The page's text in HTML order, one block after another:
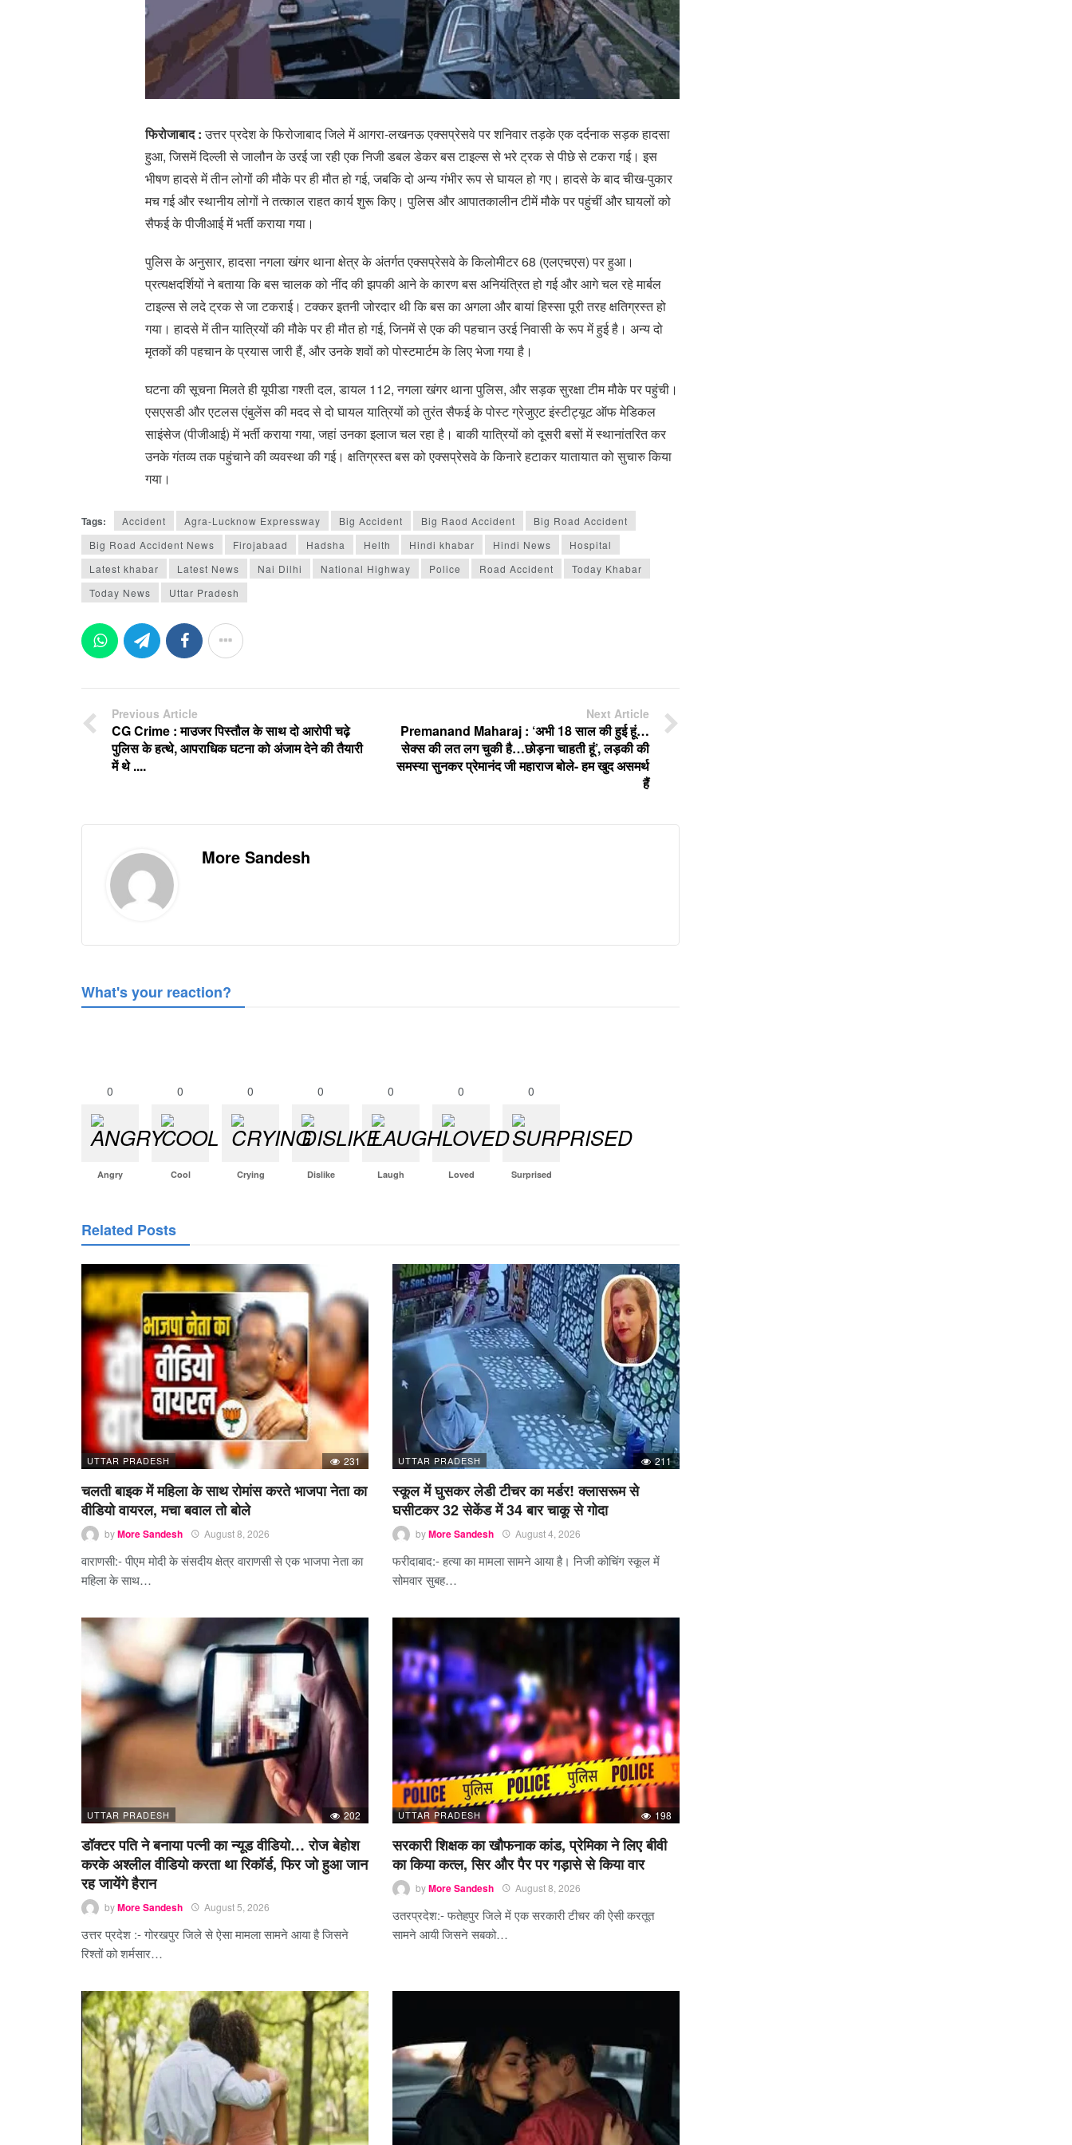
फिरोजाबाद :उत्तर प्रदेश के फिरोजाबाद जिले में आगरा-लखनऊ एक्सप्रेसवे पर शनिवार तड़के एक दर्दनाक सड़क हादसा
हुआ, जिसमें दिल्ली से जालौन के उरई जा रही एक निजी डबल डेकर बस टाइल्स से भरे ट्रक से पीछे से टकरा गई। इस
भीषण हादसे में तीन लोगों की मौके पर ही मौत हो गई, जबकि दो अन्य गंभीर रूप से घायल हो गए। हादसे के बाद चीख-पुकार
मच गई और स्थानीय लोगों ने तत्काल राहत कार्य शुरू किए। पुलिस और आपातकालीन टीमें मौके पर पहुंचीं और घायलों को
सैफई के पीजीआई में भर्ती कराया गया।
पुलिस के अनुसार, हादसा नगला खंगर थाना क्षेत्र के अंतर्गत एक्सप्रेसवे के किलोमीटर 68 (एलएचएस) पर हुआ।
प्रत्यक्षदर्शियों ने बताया कि बस चालक को नींद की झपकी आने के कारण बस अनियंत्रित हो गई और आगे चल रहे मार्बल
टाइल्स से लदे ट्रक से जा टकराई। टक्कर इतनी जोरदार थी कि बस का अगला और बायां हिस्सा पूरी तरह क्षतिग्रस्त हो
गया। हादसे में तीन यात्रियों की मौके पर ही मौत हो गई, जिनमें से एक की पहचान उरई निवासी के रूप में हुई है। अन्य दो
मृतकों की पहचान के प्रयास जारी हैं, और उनके शवों को पोस्टमार्टम के लिए भेजा गया है।
घटना की सूचना मिलते ही यूपीडा गश्ती दल, डायल 112, नगला खंगर थाना पुलिस, और सड़क सुरक्षा टीम मौके पर पहुंची।
एसएसडी और एटलस एंबुलेंस की मदद से दो घायल यात्रियों को तुरंत सैफई के पोस्ट ग्रेजुएट इंस्टीट्यूट ऑफ मेडिकल
साइंसेज (पीजीआई) में भर्ती कराया गया, जहां उनका इलाज चल रहा है। बाकी यात्रियों को दूसरी बसों में स्थानांतरित कर
उनके गंतव्य तक पहुंचाने की व्यवस्था की गई। क्षतिग्रस्त बस को एक्सप्रेसवे के किनारे हटाकर यातायात को सुचारु किया
गया।
Tags: Accident Agra-Lucknow Expressway Big Accident Big Raod Accident
Big Road Accident
Big Road Accident News
Firojabaad Hadsha Helth Hindi khabar Hindi News
Hospital
Latest khabar
Latest News Nai Dilhi National Highway Police Road Accident
Today Khabar
Today News
Uttar Pradesh
Previous Article
CG Crime : माउजर पिस्तौल के साथ दो आरोपी चढ़े
पुलिस के हत्थे, आपराधिक घटना को अंजाम देने की तैयारी
में थे ....
Next Article
Premanand Maharaj : ‘अभी 18 साल की हुई हूं…
सेक्स की लत लग चुकी है…छोड़ना चाहती हूं’, लड़की की
समस्या सुनकर प्रेमानंद जी महाराज बोले- हम खुद असमर्थ
हैं
More Sandesh
What's your reaction?
0
Angry
0
Cool
0
Crying
0
Dislike
0
Laugh
0
Loved
0
Surprised
Related Posts
UTTAR PRADESH 231
चलती बाइक में महिला के साथ रोमांस करते भाजपा नेता का
वीडियो वायरल, मचा बवाल तो बोले
byMore Sandesh August 8, 2026
वाराणसी:- पीएम मोदी के संसदीय क्षेत्र वाराणसी से एक भाजपा नेता का
महिला के साथ…
UTTAR PRADESH 211
स्कूल में घुसकर लेडी टीचर का मर्डर! क्लासरूम से
घसीटकर 32 सेकेंड में 34 बार चाकू से गोदा
byMore Sandesh August 4, 2026
फरीदाबाद:- हत्या का मामला सामने आया है। निजी कोचिंग स्कूल में
सोमवार सुबह…
UTTAR PRADESH 202
डॉक्टर पति ने बनाया पत्नी का न्यूड वीडियो… रोज बेहोश
करके अश्लील वीडियो करता था रिकॉर्ड, फिर जो हुआ जान
रह जायेंगे हैरान
byMore Sandesh August 5, 2026
उत्तर प्रदेश :- गोरखपुर जिले से ऐसा मामला सामने आया है जिसने
रिश्तों को शर्मसार…
UTTAR PRADESH 198
सरकारी शिक्षक का खौफनाक कांड, प्रेमिका ने लिए बीवी
का किया कत्ल, सिर और पैर पर गड़ासे से किया वार
byMore Sandesh August 8, 2026
उतरप्रदेश:- फतेहपुर जिले में एक सरकारी टीचर की ऐसी करतूत
सामने आयी जिसने सबको…